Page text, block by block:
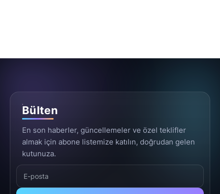
Bülten
En son haberler, güncellemeler ve özel teklifler
almak için abone listemize katılın, doğrudan gelen
kutunuza.